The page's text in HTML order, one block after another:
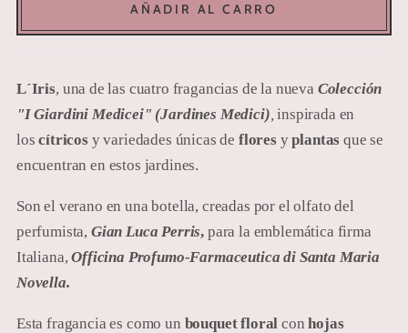
AÑADIR AL CARRO
L´Iris, una de las cuatro fragancias de la nueva Colección
"I Giardini Medicei" (Jardines Medici), inspirada en
loscítricosyvariedades únicas de floresyplantas que se
encuentran en estos jardines.
Son el verano en una botella, creadas por el olfato del
perfumista, Gian Luca Perris, para la emblemática firma
Italiana, Officina Profumo-Farmaceutica di Santa Maria
Novella.
Esta fragancia es como un bouquet floral conhojas